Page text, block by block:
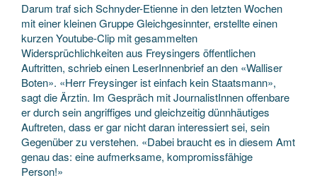
Darum traf sich Schnyder-Etienne in den letzten Wochen
mit einer kleinen Gruppe Gleichgesinnter, erstellte einen
kurzen Youtube-Clip mit gesammelten
Widersprüchlichkeiten aus Freysingers öffentlichen
Auftritten, schrieb einen LeserInnenbrief an den «Walliser
Boten». «Herr Freysinger ist einfach kein Staatsmann»,
sagt die Ärztin. Im Gespräch mit JournalistInnen offenbare
er durch sein angriffiges und gleichzeitig dünnhäutiges
Auftreten, dass er gar nicht daran interessiert sei, sein
Gegenüber zu verstehen. «Dabei braucht es in diesem Amt
genau das: eine aufmerksame, kompromissfähige
Person!»